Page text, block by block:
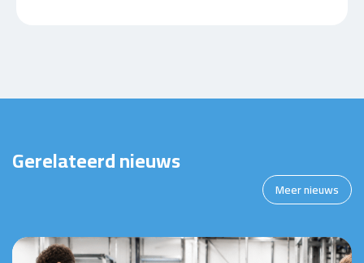
Gerelateerd nieuws
Meer nieuws